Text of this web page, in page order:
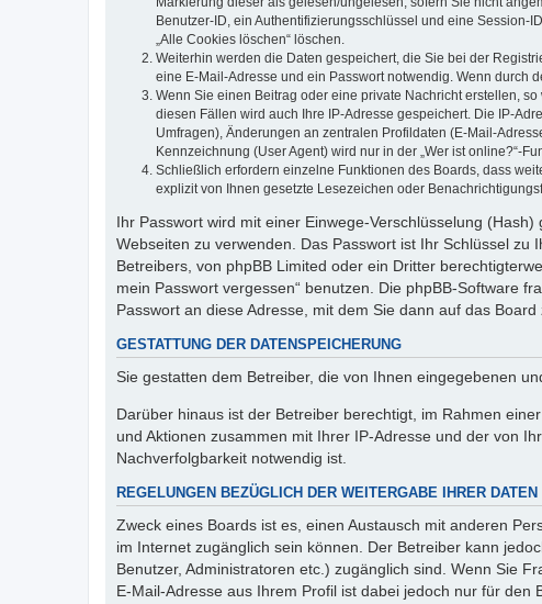
Benutzer-ID, ein Authentifizierungsschlüssel und eine
„Alle Cookies löschen“ löschen.
Weiterhin werden die Daten gespeichert, die Sie bei der
eine E-Mail-Adresse und ein Passwort notwendig. Wenn durch
Wenn Sie einen Beitrag oder eine private Nachricht erstellen,
diesen Fällen wird auch Ihre IP-Adresse gespeichert. Die IP-
Umfragen), Änderungen an zentralen Profildaten (E-Mail-
Kennzeichnung (User Agent) wird nur in der „Wer ist online?“-
Schließlich erfordern einzelne Funktionen des Boards, dass
explizit von Ihnen gesetzte Lesezeichen oder
Ihr Passwort wird mit einer Einwege-Verschlüsselung
Webseiten zu verwenden. Das Passwort ist Ihr Schlüssel
Betreibers, von phpBB Limited oder ein Dritter
mein Passwort vergessen“ benutzen. Die phpBB-Software
Passwort an diese Adresse, mit dem Sie dann auf das Board
GESTATTUNG DER DATENSPEICHERUNG
Sie gestatten dem Betreiber, die von Ihnen eingegebenen
Darüber hinaus ist der Betreiber berechtigt, im Rahmen
und Aktionen zusammen mit Ihrer IP-Adresse und der von
Nachverfolgbarkeit notwendig ist.
REGELUNGEN BEZÜGLICH DER WEITERGABE IHRER DATEN
Zweck eines Boards ist es, einen Austausch mit anderen
im Internet zugänglich sein können. Der Betreiber kann
Benutzer, Administratoren etc.) zugänglich sind. Wenn Sie
E-Mail-Adresse aus Ihrem Profil ist dabei jedoch nur für